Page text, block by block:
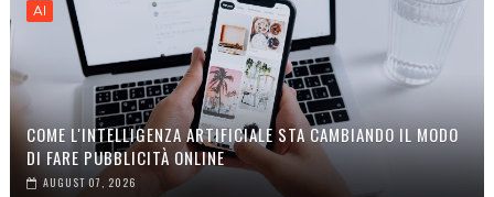
AI
COME L'INTELLIGENZA ARTIFICIALE STA CAMBIANDO IL MODO
DI FARE PUBBLICITÀ ONLINE
AUGUST 07, 2026